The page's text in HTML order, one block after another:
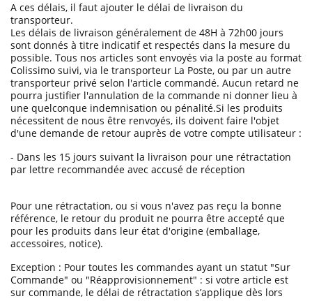
A ces délais, il faut ajouter le délai de livraison du
transporteur.
Les délais de livraison généralement de 48H à 72h00 jours
sont donnés à titre indicatif et respectés dans la mesure du
possible. Tous nos articles sont envoyés via la poste au format
Colissimo suivi, via le transporteur La Poste, ou par un autre
transporteur privé selon l'article commandé. Aucun retard ne
pourra justifier l'annulation de la commande ni donner lieu à
une quelconque indemnisation ou pénalité.Si les produits
nécessitent de nous être renvoyés, ils doivent faire l'objet
d'une demande de retour auprès de votre compte utilisateur :
- Dans les 15 jours suivant la livraison pour une rétractation
par lettre recommandée avec accusé de réception
Pour une rétractation, ou si vous n'avez pas reçu la bonne
référence, le retour du produit ne pourra être accepté que
pour les produits dans leur état d'origine (emballage,
accessoires, notice).
Exception : Pour toutes les commandes ayant un statut "Sur
Commande" ou "Réapprovisionnement" : si votre article est
sur commande, le délai de rétractation s’applique dès lors